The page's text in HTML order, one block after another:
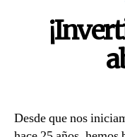
Desde que nos